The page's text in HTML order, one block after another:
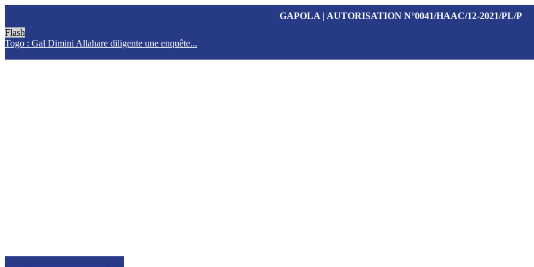
GAPOLA | AUTORISATION N°0041/HAAC/12-2021/PL/P
Flash
Togo : Gal Dimini Allahare diligente une enquête...